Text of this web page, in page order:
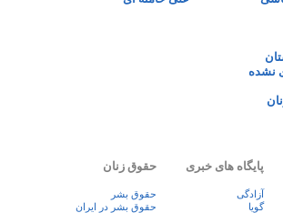
نشده
پایگاه های خبری
آزادگی
گویا
حقوق زنان
حقوق بشر
حقوق بشر در ایران